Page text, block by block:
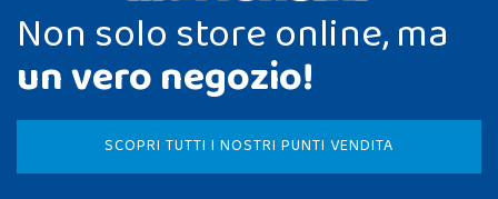
Non solo store online, ma
un vero negozio!
SCOPRI TUTTI I NOSTRI PUNTI VENDITA